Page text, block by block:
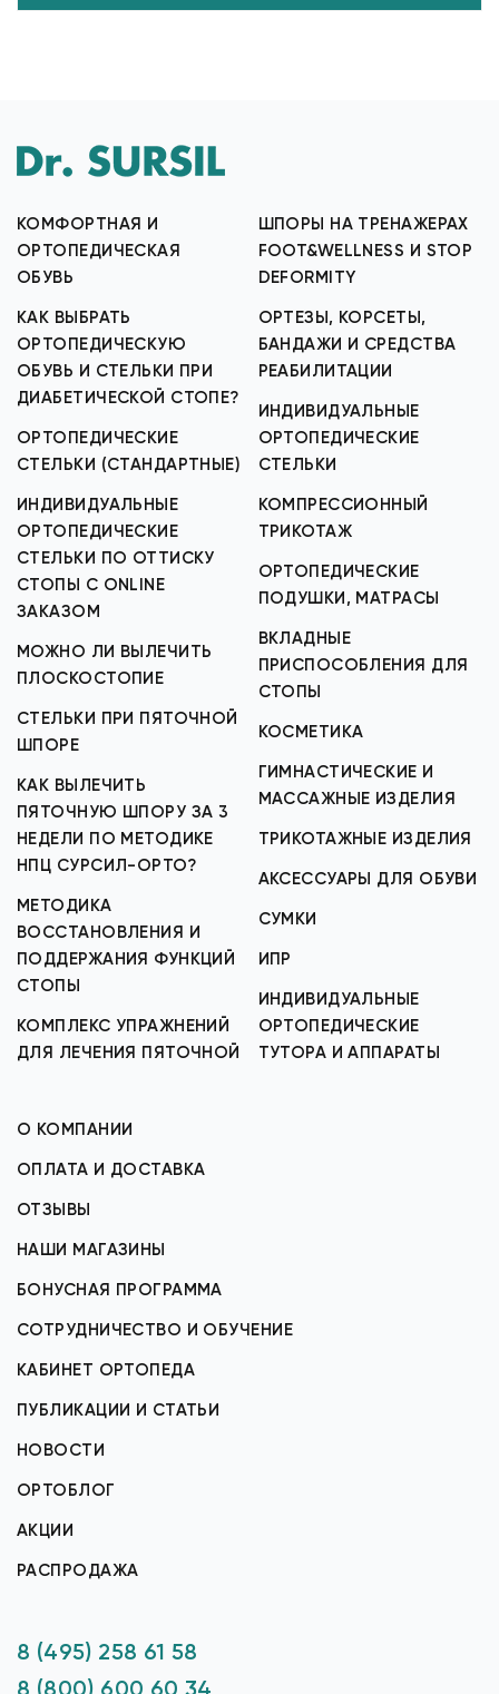
КОМФОРТНАЯ И
ОРТОПЕДИЧЕСКАЯ
ОБУВЬ
КАК ВЫБРАТЬ
ОРТОПЕДИЧЕСКУЮ
ОБУВЬ И СТЕЛЬКИ ПРИ
ДИАБЕТИЧЕСКОЙ СТОПЕ?
ОРТОПЕДИЧЕСКИЕ
СТЕЛЬКИ (СТАНДАРТНЫЕ)
ИНДИВИДУАЛЬНЫЕ
ОРТОПЕДИЧЕСКИЕ
СТЕЛЬКИ ПО ОТТИСКУ
СТОПЫ С ONLINE
ЗАКАЗОМ
МОЖНО ЛИ ВЫЛЕЧИТЬ
ПЛОСКОСТОПИЕ
СТЕЛЬКИ ПРИ ПЯТОЧНОЙ
ШПОРЕ
КАК ВЫЛЕЧИТЬ
ПЯТОЧНУЮ ШПОРУ ЗА 3
НЕДЕЛИ ПО МЕТОДИКЕ
НПЦ СУРСИЛ-ОРТО?
МЕТОДИКА
ВОССТАНОВЛЕНИЯ И
ПОДДЕРЖАНИЯ ФУНКЦИЙ
СТОПЫ
КОМПЛЕКС УПРАЖНЕНИЙ
ДЛЯ ЛЕЧЕНИЯ ПЯТОЧНОЙ
ШПОРЫ НА ТРЕНАЖЕРАХ
FOOT&WELLNESS И STOP
DEFORMITY
ОРТЕЗЫ, КОРСЕТЫ,
БАНДАЖИ И СРЕДСТВА
РЕАБИЛИТАЦИИ
ИНДИВИДУАЛЬНЫЕ
ОРТОПЕДИЧЕСКИЕ
СТЕЛЬКИ
КОМПРЕССИОННЫЙ
ТРИКОТАЖ
ОРТОПЕДИЧЕСКИЕ
ПОДУШКИ, МАТРАСЫ
ВКЛАДНЫЕ
ПРИСПОСОБЛЕНИЯ ДЛЯ
СТОПЫ
КОСМЕТИКА
ГИМНАСТИЧЕСКИЕ И
МАССАЖНЫЕ ИЗДЕЛИЯ
ТРИКОТАЖНЫЕ ИЗДЕЛИЯ
АКСЕССУАРЫ ДЛЯ ОБУВИ
СУМКИ
ИПР
ИНДИВИДУАЛЬНЫЕ
ОРТОПЕДИЧЕСКИЕ
ТУТОРА И АППАРАТЫ
О КОМПАНИИ
ОПЛАТА И ДОСТАВКА
ОТЗЫВЫ
НАШИ МАГАЗИНЫ
БОНУСНАЯ ПРОГРАММА
СОТРУДНИЧЕСТВО И ОБУЧЕНИЕ
КАБИНЕТ ОРТОПЕДА
ПУБЛИКАЦИИ И СТАТЬИ
НОВОСТИ
ОРТОБЛОГ
АКЦИИ
РАСПРОДАЖА
8 (495) 258 61 58
8 (800) 600 60 34